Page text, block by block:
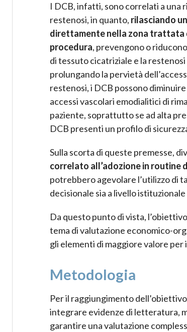
I DCB, infatti, sono correlati a una
restenosi, in quanto, rilasciando
direttamente nella zona trattata
procedura, prevengono o
di tessuto cicatriziale e la restenosi
prolungando la pervietà
restenosi, i DCB possono
accessi vascolari emodialitici di
paziente, soprattutto se ad alta
DCB presenti un profilo di
Sulla scorta di queste premesse,
correlato all’adozione in routine
potrebbero agevolare l’utilizzo di
decisionale sia a livello
Da questo punto di vista,
tema di valutazione economico-
gli elementi di maggiore valore per
Metodologia
Per il raggiungimento
integrare evidenze di letteratura,
garantire una valutazione